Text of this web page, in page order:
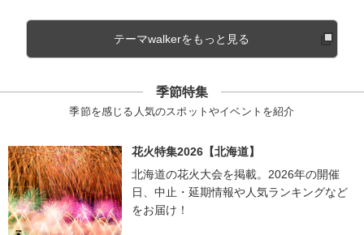
テーマwalkerをもっと見る
季節特集
季節を感じる人気のスポットやイベントを紹介
花火特集2026【北海道】
北海道の花火大会を掲載。2026年の開催
日、中止・延期情報や人気ランキングなど
をお届け！